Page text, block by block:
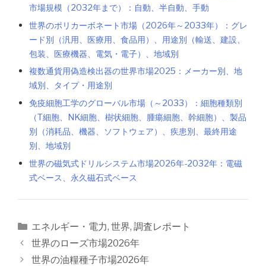
市場規模（2032年まで）：自動、半自動、手動
世界のポリカーボネート市場（2026年～2033年）：グレ
ード別（汎用、医療用、食品用）、用途別（輸送、建設、
包装、医療機器、電気・電子）、地域別
複数通貨用偽造検出器の世界市場2025：メーカー別、地
域別、タイプ・用途別
免疫細胞工学のグローバル市場（～2033）：細胞種類別
（T細胞、NK細胞、樹状細胞、腫瘍細胞、幹細胞）、製品
別（消耗品、機器、ソフトウェア）、疾患別、最終用途
別、地域別
世界の磁気式ドリルシステム市場2026年-2032年：電磁
式ベース、永久磁石式ベース
カ
テ
ゴ
エネルギー・電力, 世界, 調査レポート
投
稿
世界のローズ市場2026年
世界の油糧種子市場2026年